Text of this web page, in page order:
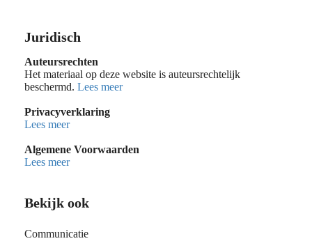
Juridisch
Auteursrechten
Het materiaal op deze website is auteursrechtelijk
beschermd. Lees meer
Privacyverklaring
Lees meer
Algemene Voorwaarden
Lees meer
Bekijk ook
Communicatie